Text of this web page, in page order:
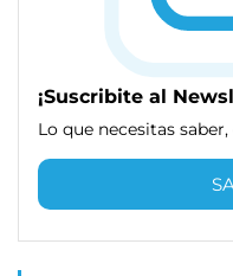
¡Suscribite al
Lo que necesitas